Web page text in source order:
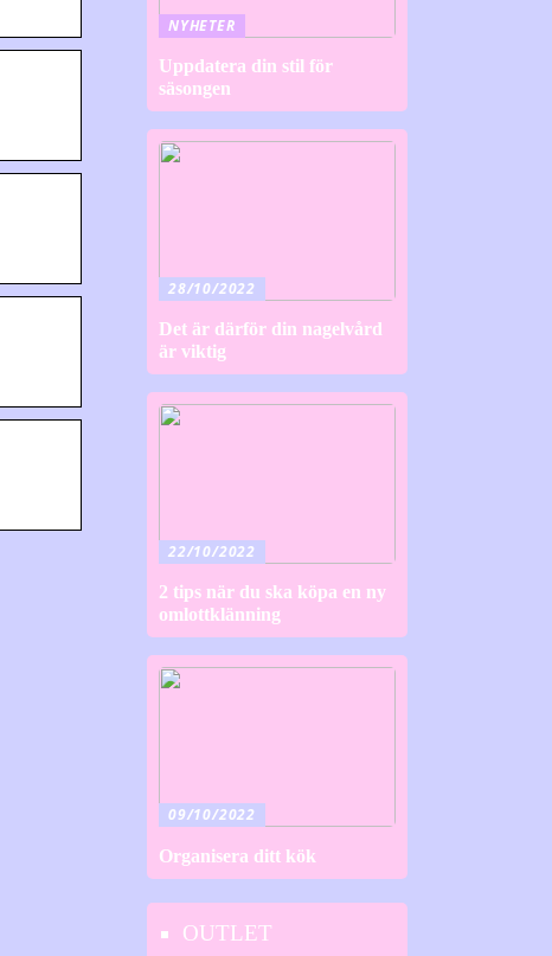
NYHETER
Uppdatera din stil för
säsongen
28/10/2022
Det är därför din nagelvård
är viktig
22/10/2022
2 tips när du ska köpa en ny
omlottklänning
09/10/2022
Organisera ditt kök
OUTLET